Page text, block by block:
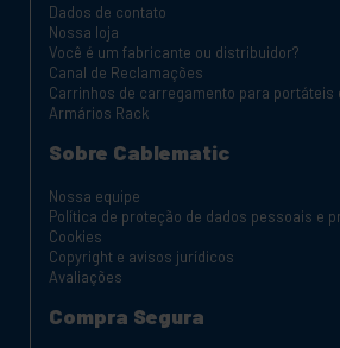
Dados de contato
Nossa loja
Você é um fabricante ou distribuidor?
Canal de Reclamações
Carrinhos de carregamento para portáteis
Armários Rack
Sobre Cablematic
Nossa equipe
Política de proteção de dados pessoais e
Cookies
Copyright e avisos jurídicos
Avaliações
Compra Segura